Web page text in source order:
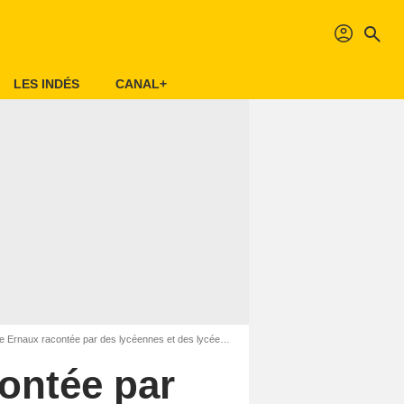
profil search
LES INDÉS CANAL+
racontée par des lycéennes et des lycéens
par